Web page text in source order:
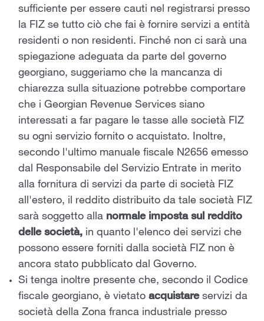
sufficiente per essere cauti nel registrarsi presso
la FIZ se tutto ciò che fai è fornire servizi a entità
residenti o non residenti. Finché non ci sarà una
spiegazione adeguata da parte del governo
georgiano, suggeriamo che la mancanza di
chiarezza sulla situazione potrebbe comportare
che i Georgian Revenue Services siano
interessati a far pagare le tasse alle società FIZ
su ogni servizio fornito o acquistato. Inoltre,
secondo l'ultimo manuale fiscale N2656 emesso
dal Responsabile del Servizio Entrate in merito
alla fornitura di servizi da parte di società FIZ
all'estero, il reddito distribuito da tale società FIZ
sarà soggetto alla normale imposta sul reddito
delle società, in quanto l'elenco dei servizi che
possono essere forniti dalla società FIZ non è
ancora stato pubblicato dal Governo.
Si tenga inoltre presente che, secondo il Codice
fiscale georgiano, è vietato acquistareservizi da
società della Zona franca industriale presso